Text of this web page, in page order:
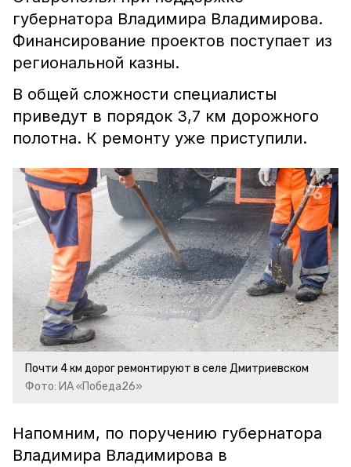
губернатора Владимира Владимирова.
Финансирование проектов поступает из
региональной казны.
В общей сложности специалисты
приведут в порядок 3,7 км дорожного
полотна. К ремонту уже приступили.
Почти 4 км дорог ремонтируют в селе Дмитриевском
Фото: ИА «Победа26»
Напомним, по поручению губернатора
Владимира Владимирова в